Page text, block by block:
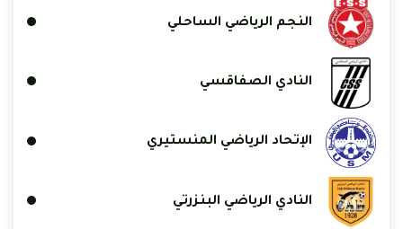
النجم الرياضي الساحلي
النادي الصفاقسي
الإتحاد الرياضي المنستيري
النادي الرياضي البنزرتي